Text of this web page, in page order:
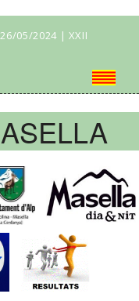
05/2024 | XXII